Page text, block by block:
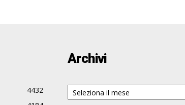
4432
Archivi
Archivi